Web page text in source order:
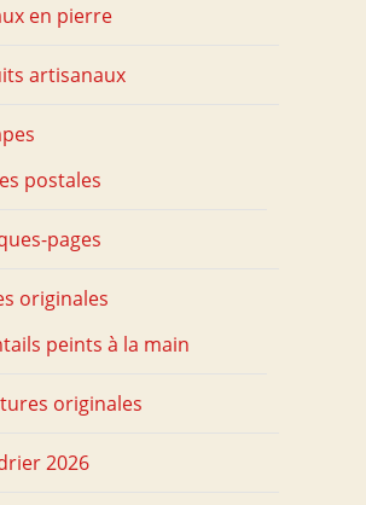
en pierre
artisanaux
postales
pages
originales
peints à la main
originales
2026